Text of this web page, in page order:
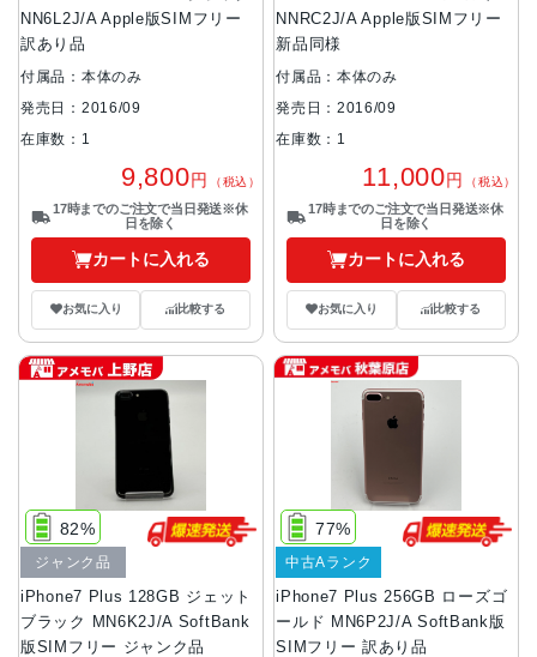
NN6L2J/A Apple版SIMフリー
訳あり品
付属品：本体のみ
発売日：2016/09
在庫数：1
9,800円 （税込）
17時までのご注文で当日発送※休
日を除く
カートに入れる
お気に入り 比較する
NNRC2J/A Apple版SIMフリー
新品同様
付属品：本体のみ
発売日：2016/09
在庫数：1
11,000円 （税込）
17時までのご注文で当日発送※休
日を除く
カートに入れる
お気に入り 比較する
iPhone7 Plus 128GB ジェット
ブラック MN6K2J/A SoftBank
版SIMフリー ジャンク品
82%
ジャンク品
iPhone7 Plus 256GB ローズゴ
ールド MN6P2J/A SoftBank版
SIMフリー 訳あり品
77%
中古Aランク